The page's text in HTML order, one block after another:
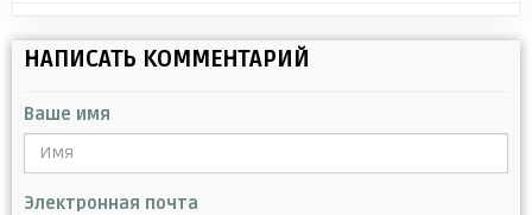
НАПИСАТЬ КОММЕНТАРИЙ
Ваше имя
Электронная почта